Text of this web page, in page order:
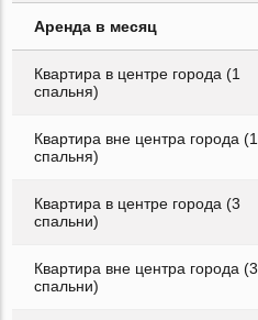
Аренда в месяц
Квартира в центре города (1
спальня)
Квартира вне центра города (1
спальня)
Квартира в центре города (3
спальни)
Квартира вне центра города (3
спальни)